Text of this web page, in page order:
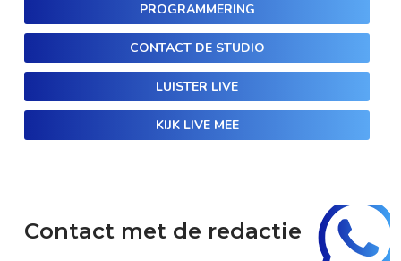
PROGRAMMERING
CONTACT DE STUDIO
LUISTER LIVE
KIJK LIVE MEE
Contact met de redactie